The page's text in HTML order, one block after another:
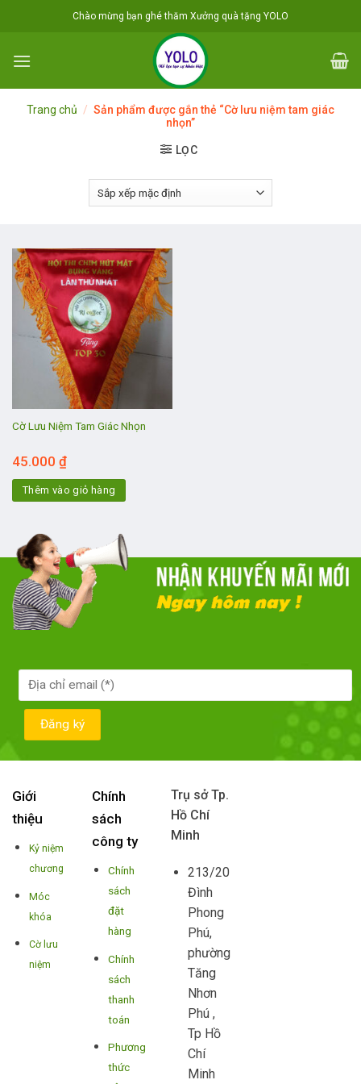
Chào mừng bạn ghé thăm Xưởng quà tặng YOLO
Trang chủ / Sản phẩm được gắn thẻ “Cờ lưu niệm tam giác
nhọn”
LỌC
Cờ Lưu Niệm Tam Giác Nhọn
45.000 ₫
Thêm vào giỏ hàng
Giới
thiệu
Kỷ niệm
chương
Móc
khóa
Cờ lưu
niệm
Chính
sách
công ty
Chính
sách
đặt
hàng
Chính
sách
thanh
toán
Phương
thức
Trụ sở Tp.
Hồ Chí
Minh
213/20
Đình
Phong
Phú,
phường
Tăng
Nhơn
Phú ,
Tp Hồ
Chí
Minh